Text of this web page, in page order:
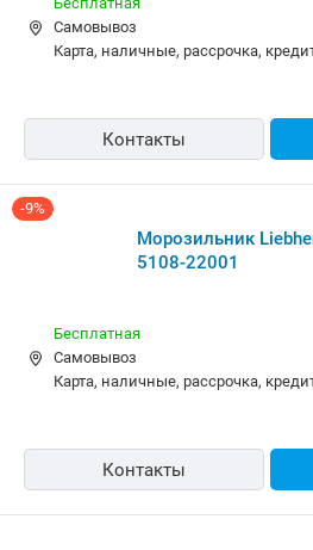
Самовывоз
карта, наличные, рассрочка,
Контакты
-9%
Морозильник
5108-22001
Бесплатная
Самовывоз
карта, наличные, рассрочка,
Контакты